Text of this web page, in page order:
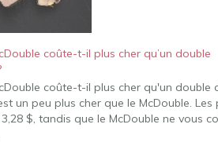
coûte-t-il plus cher qu’un double
coûte-t-il plus cher qu'un double
un peu plus cher que le McDouble.
$, tandis que le McDouble ne vous